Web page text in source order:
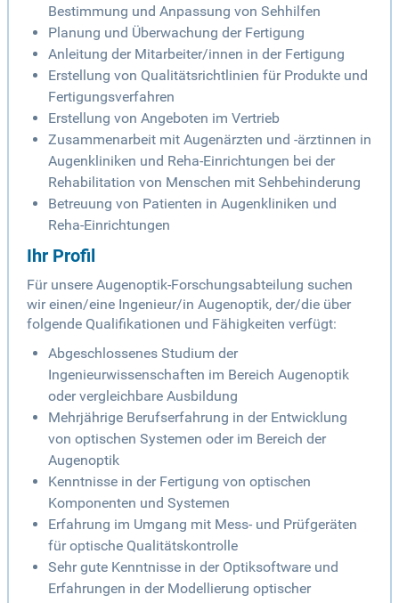
Bestimmung und Anpassung von Sehhilfen
Planung und Überwachung der Fertigung
Anleitung der Mitarbeiter/innen in der Fertigung
Erstellung von Qualitätsrichtlinien für Produkte und
Fertigungsverfahren
Erstellung von Angeboten im Vertrieb
Zusammenarbeit mit Augenärzten und -ärztinnen in
Augenkliniken und Reha-Einrichtungen bei der
Rehabilitation von Menschen mit Sehbehinderung
Betreuung von Patienten in Augenkliniken und
Reha-Einrichtungen
Ihr Profil
Für unsere Augenoptik-Forschungsabteilung suchen
wir einen/eine Ingenieur/in Augenoptik, der/die über
folgende Qualifikationen und Fähigkeiten verfügt:
Abgeschlossenes Studium der
Ingenieurwissenschaften im Bereich Augenoptik
oder vergleichbare Ausbildung
Mehrjährige Berufserfahrung in der Entwicklung
von optischen Systemen oder im Bereich der
Augenoptik
Kenntnisse in der Fertigung von optischen
Komponenten und Systemen
Erfahrung im Umgang mit Mess- und Prüfgeräten
für optische Qualitätskontrolle
Sehr gute Kenntnisse in der Optiksoftware und
Erfahrungen in der Modellierung optischer